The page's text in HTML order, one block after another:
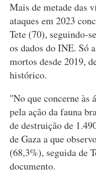
Mais de metade das
ataques em 2023
Tete (70), seguindo-
os dados do INE. Só
mortos desde 2019,
histórico.
"No que concerne às
pela ação da fauna
de destruição de
de Gaza a que
(68,3%), seguida de
documento.